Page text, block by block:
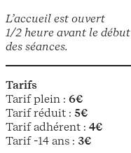
L’accueil est ouvert
1/2 heure avant le début
des séances.
Tarifs
Tarif plein : 6€
Tarif réduit : 5€
Tarif adhérent : 4€
Tarif -14 ans : 3€